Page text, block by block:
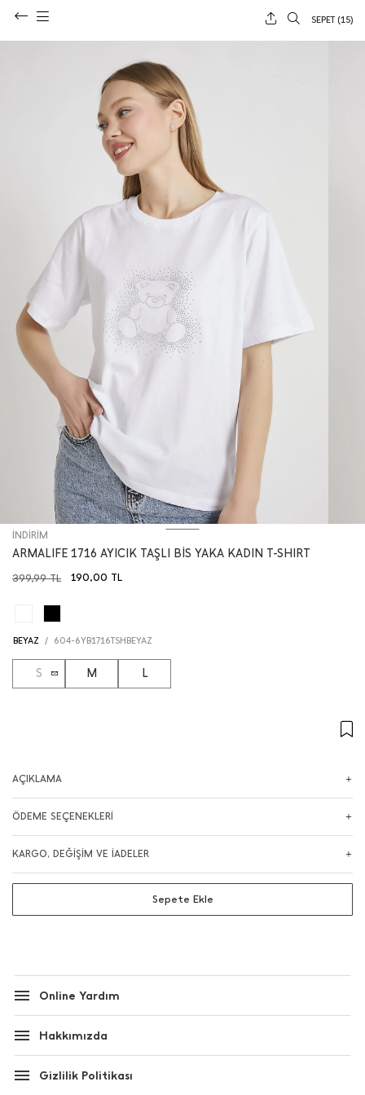
SEPET (15)
İNDİRİM
ARMALIFE 1716 AYICIK TAŞLI BİS YAKA KADIN T-SHIRT
399,99TL 190,00 TL
S M L
BEYAZ / 604-6YB1716TSHBEYAZ
Sepete Ekle
AÇIKLAMA
ÖDEME SEÇENEKLERİ
KARGO, DEĞİŞİM VE İADELER
Online Yardım
Hakkımızda
Gizlilik Politikası